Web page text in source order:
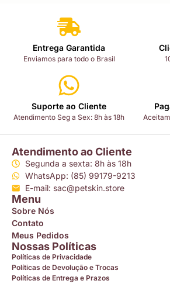
Entrega Garantida
Enviamos para todo o Brasil
Suporte ao Cliente
Atendimento Seg a Sex: 8h às 18h
Atendimento ao Cliente
Segunda a sexta: 8h às 18h
WhatsApp: (85) 99179-9213
E-mail: sac@petskin.store
Menu
Sobre Nós
Contato
Meus Pedidos
Nossas Políticas
Políticas de Privacidade
Políticas de Devolução e Trocas
Políticas de Entrega e Prazos